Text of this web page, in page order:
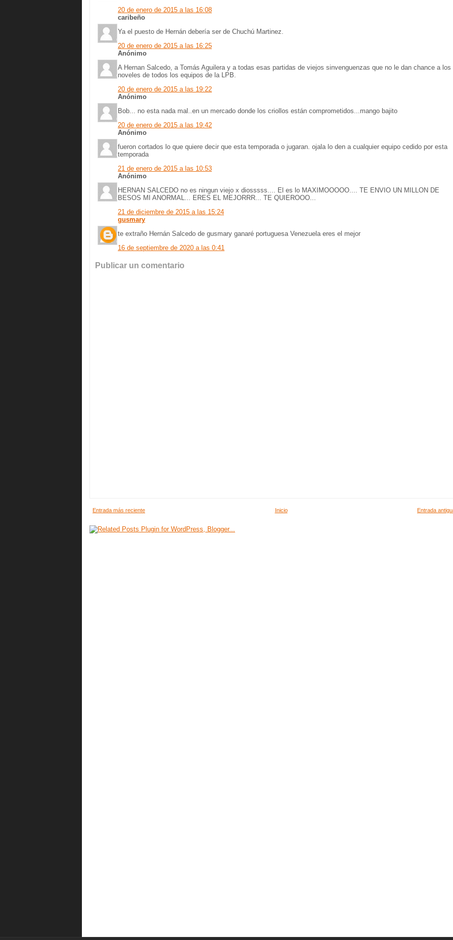
20 de enero de 2015 a las 16:08
caribeño
Ya el puesto de Hernán debería ser de Chuchú Martinez.
20 de enero de 2015 a las 16:25
Anónimo
A Hernan Salcedo, a Tomás Aguilera y a todas esas partidas de viejos sinvenguenzas que no le dan chance a los
noveles de todos los equipos de la LPB.
20 de enero de 2015 a las 19:22
Anónimo
Bob... no esta nada mal..en un mercado donde los criollos están comprometidos...mango bajito
20 de enero de 2015 a las 19:42
Anónimo
fueron cortados lo que quiere decir que esta temporada o jugaran. ojala lo den a cualquier equipo cedido por esta
temporada
21 de enero de 2015 a las 10:53
Anónimo
HERNAN SALCEDO no es ningun viejo x diosssss.... El es lo MAXIMOOOOO.... TE ENVIO UN MILLON DE
BESOS MI ANORMAL... ERES EL MEJORRR... TE QUIEROOO...
21 de diciembre de 2015 a las 15:24
gusmary
te extraño Hernán Salcedo de gusmary ganaré portuguesa Venezuela eres el mejor
16 de septiembre de 2020 a las 0:41
Publicar un comentario
Entrada más reciente Entrada
Inicio